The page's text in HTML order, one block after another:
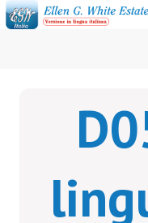
Vai
al
ELLEN